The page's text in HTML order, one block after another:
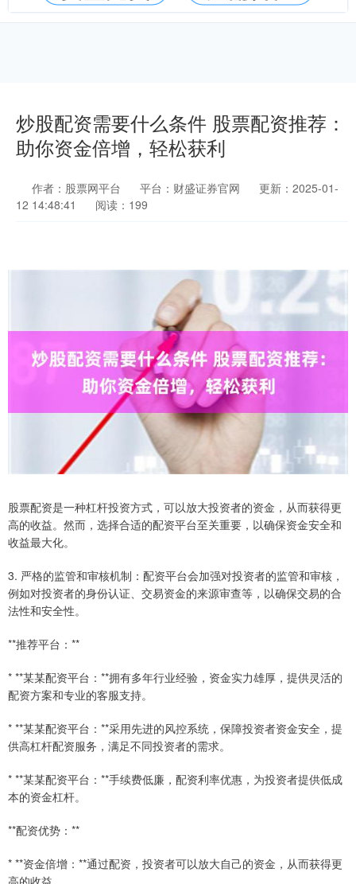
炒股配资需要什么条件 股票配资推荐：
助你资金倍增，轻松获利
作者：股票网平台 平台：财盛证券官网
更新：2025-01-
12 14:48:41
阅读：199
股票配资是一种杠杆投资方式，可以放大投资者的资金，从而获得更
高的收益。然而，选择合适的配资平台至关重要，以确保资金安全和
收益最大化。
3. 严格的监管和审核机制：配资平台会加强对投资者的监管和审核，
例如对投资者的身份认证、交易资金的来源审查等，以确保交易的合
法性和安全性。
**推荐平台：**
* **某某配资平台：**拥有多年行业经验，资金实力雄厚，提供灵活的
配资方案和专业的客服支持。
* **某某配资平台：**采用先进的风控系统，保障投资者资金安全，提
供高杠杆配资服务，满足不同投资者的需求。
* **某某配资平台：**手续费低廉，配资利率优惠，为投资者提供低成
本的资金杠杆。
**配资优势：**
* **资金倍增：**通过配资，投资者可以放大自己的资金，从而获得更
高的收益。